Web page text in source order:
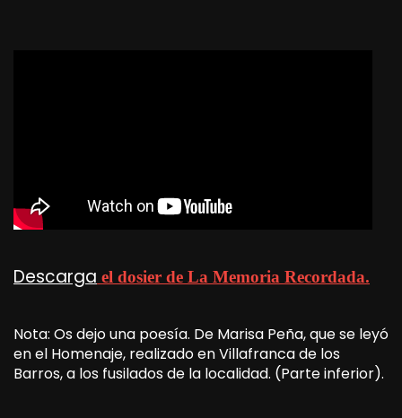
Descarga el dosier de La Memoria Recordada.
Nota: Os dejo una poesía. De Marisa Peña, que se leyó
en el Homenaje, realizado en Villafranca de los
Barros, a los fusilados de la localidad. (Parte inferior).